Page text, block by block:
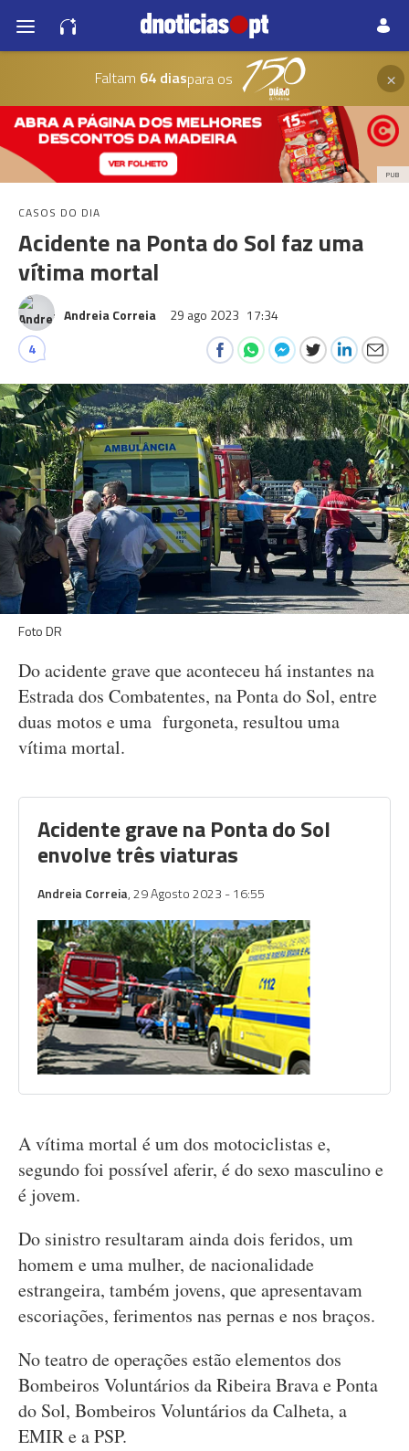
Faltam 64 diaspara os ×
PUB
CASOS DO DIA
Acidente na Ponta do Sol faz uma
vítima mortal
Andreia Correia 29 ago 2023 17:34
4
Foto DR
Do acidente grave que aconteceu há instantes na
Estrada dos Combatentes, na Ponta do Sol, entre
duas motos e uma furgoneta, resultou uma
vítima mortal.
Acidente grave na Ponta do Sol
envolve três viaturas
Andreia Correia, 29 Agosto 2023 - 16:55
A vítima mortal é um dos motociclistas e,
segundo foi possível aferir, é do sexo masculino e
é jovem.
Do sinistro resultaram ainda dois feridos, um
homem e uma mulher, de nacionalidade
estrangeira, também jovens, que apresentavam
escoriações, ferimentos nas pernas e nos braços.
No teatro de operações estão elementos dos
Bombeiros Voluntários da Ribeira Brava e Ponta
do Sol, Bombeiros Voluntários da Calheta, a
EMIR e a PSP.